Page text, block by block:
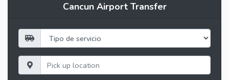
Cancun Airport Transfer